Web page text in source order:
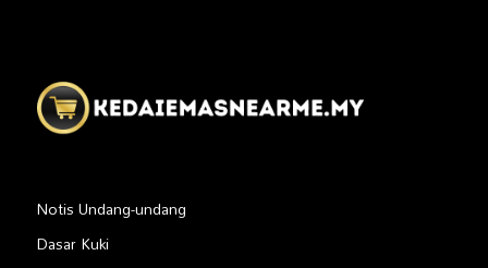
Notis Undang-undang
Dasar Kuki